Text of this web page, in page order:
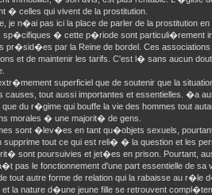
celles qui vivent de la prostitution.
je n�ai pas ici la place de parler de la prostitution
� cette p�riode sont particuli�rement
par la Reine de bordel. Ces
et de maintenir les tarifs. C'est l� sans aucun
superficiel que de soutenir que la
causes, tout aussi importantes et essentielles. �a
du r�gime qui bouffe la vie des hommes tout
morales � une majorit� de gens.
sont �lev�es en tant qu�objets sexuels,
tout ce qui est reli� � la question et les
sont poursuivies et jet�es en prison. Pourtant,
pas le fonctionnement d'une part essentielle de sa
tout autre forme de relation qui la rabaisse au r�le
et la nature d�une jeune fille se retrouvent